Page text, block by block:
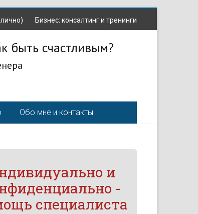
Бизнес: консалтинг и тренинги
быть счастливым?
Обо мне и контакты
и
-
специалиста